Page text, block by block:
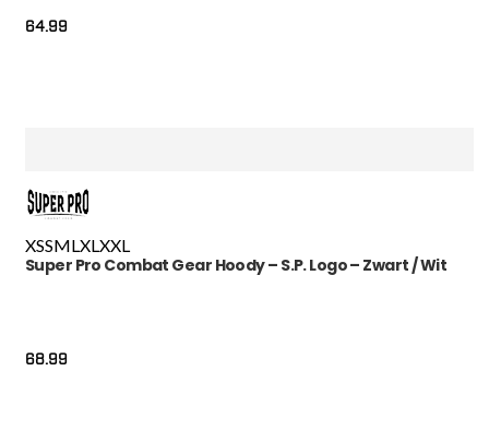
64.99
XSSML XL XXL
Super Pro Combat Gear Hoody – S.P. Logo – Zwart / Wit
68.99